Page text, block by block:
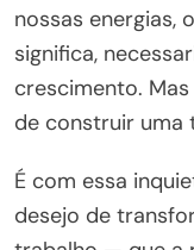
nossas energias,
significa,
crescimento.
de construir uma
É com essa
desejo de